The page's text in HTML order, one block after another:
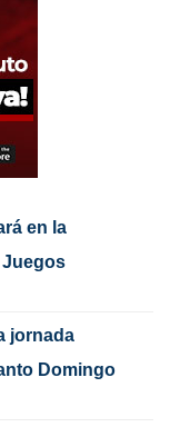
en la
Juegos
jornada
Domingo